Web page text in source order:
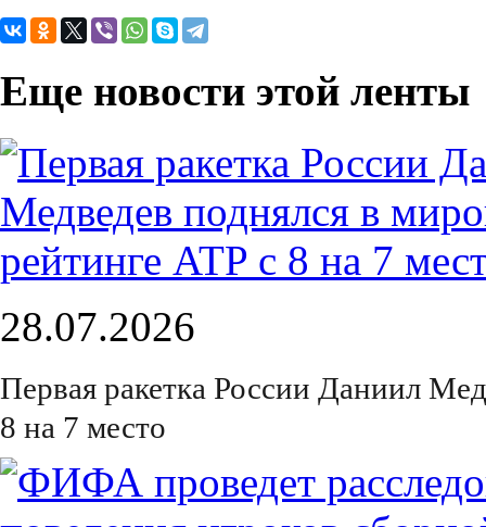
Еще новости этой ленты
28.07.2026
Первая ракетка России Даниил
8 на 7 место